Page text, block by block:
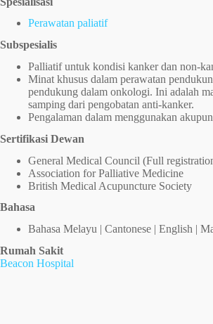
Perawatan paliatif
Subspesialis
Palliatif untuk kondisi kanker dan non-
Minat khusus dalam perawatan
pendukung dalam onkologi. Ini adalah
samping dari pengobatan anti-kanker.
Pengalaman dalam menggunakan
Sertifikasi Dewan
General Medical Council (Full
Association for Palliative Medicine
British Medical Acupuncture Society
Bahasa
Bahasa Melayu | Cantonese | English |
Rumah Sakit
Beacon Hospital